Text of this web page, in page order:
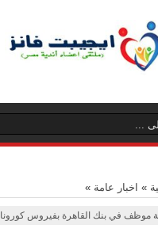
» اخبار عامة »
موظف في بنك القاهرة بفيروس كورونا